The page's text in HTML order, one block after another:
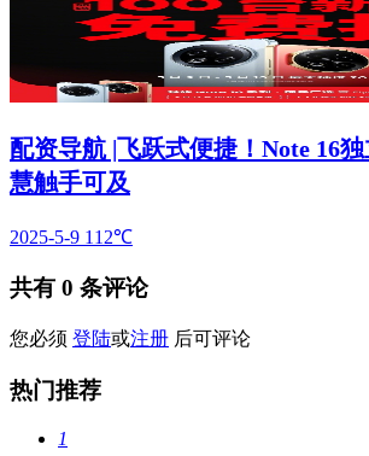
配资导航 |飞跃式便捷！Note 16
慧触手可及
2025-5-9 112℃
共有 0 条评论
您必须 登陆或注册 后可评论
热门推荐
1